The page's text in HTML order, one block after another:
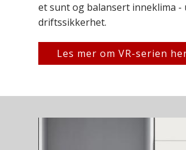
et sunt og balansert inneklima
driftssikkerhet.
Les mer om VR-serien